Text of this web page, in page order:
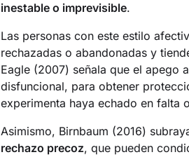
inestable o imprevisible.
Las personas con este estilo
rechazadas o abandonadas y
Eagle (2007) señala que el apego
disfuncional, para obtener
experimenta haya echado en falta
Asimismo, Birnbaum (2016)
rechazo precoz, que pueden